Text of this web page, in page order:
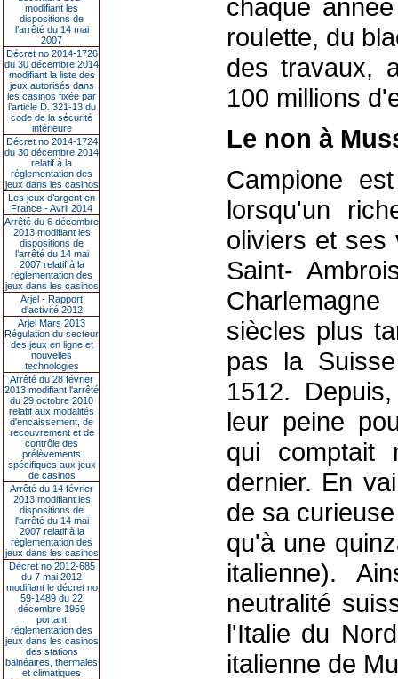
modifiant les
dispositions de
l’arrêté du 14 mai
2007
Décret no 2014-1726
du 30 décembre 2014
modifiant la liste des
jeux autorisés dans
les casinos fixée par
l’article D. 321-13 du
code de la sécurité
intérieure
Décret no 2014-1724
du 30 décembre 2014
relatif à la
réglementation des
jeux dans les casinos
Les jeux d’argent en
France - Avril 2014
Arrêté du 6 décembre
2013 modifiant les
dispositions de
l’arrêté du 14 mai
2007 relatif à la
réglementation des
jeux dans les casinos
Arjel - Rapport
d'activité 2012
Arjel Mars 2013
Régulation du secteur
des jeux en ligne et
nouvelles
technologies
Arrêté du 28 février
2013 modifiant l'arrêté
du 29 octobre 2010
relatif aux modalités
d'encaissement, de
recouvrement et de
contrôle des
prélèvements
spécifiques aux jeux
de casinos
Arrêté du 14 février
2013 modifiant les
dispositions de
l'arrêté du 14 mai
2007 relatif à la
réglementation des
jeux dans les casinos
Décret no 2012-685
du 7 mai 2012
modifiant le décret no
59-1489 du 22
décembre 1959
portant
réglementation des
jeux dans les casinos
des stations
balnéaires, thermales
et climatiques
chaque
roulette, du
des travaux,
100 millions
Le non à
Campione
lorsqu'un
oliviers et ses
Saint-
siècles plus
pas la
1512.
leur peine
qui comptait
dernier. En
de sa
qu'à une
italienne).
neutralité
l'Italie du
italienne de